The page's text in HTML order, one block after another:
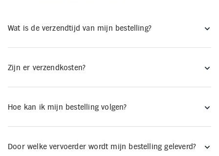
Buiten en Tuin
Kids en Baby
Wat is de verzendtijd van mijn bestelling?
Zijn er verzendkosten?
Hoe kan ik mijn bestelling volgen?
Door welke vervoerder wordt mijn bestelling geleverd?